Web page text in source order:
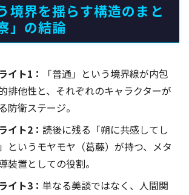
境界を揺らす構造のまと
」の結論
イト1：
「普通」という境界線が内包
排他性と、それぞれのキャラクターが
防衛ステージ。
イト2：読後に残る「朔に共感してし
というモヤモヤ（葛藤）が持つ、メタ
装置としての役割。
イト3：単なる美談ではなく、人間関